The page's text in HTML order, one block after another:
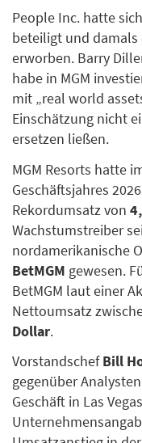
People Inc. hatte
beteiligt und
erworben. Barry
habe in MGM
mit „real world
Einschätzung nicht
ersetzen ließen.
MGM Resorts hatte
Geschäftsjahres
Rekordumsatz von
Wachstumstreiber
nordamerikanische
BetMGM gewesen.
BetMGM laut einer
Nettoumsatz
Dollar.
VorstandschefBill
gegenüber
Geschäft in Las